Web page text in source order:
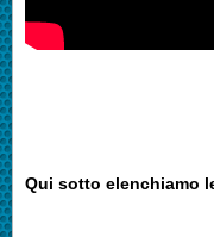
Qui sotto elenchiamo